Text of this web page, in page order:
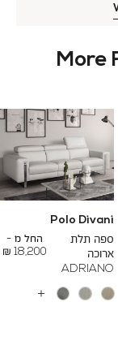
More
Polo Divani
ספה תלת
ארוכה
ADRIANO
החל מ -
18,200 ₪
To
23,200 ₪
עוד